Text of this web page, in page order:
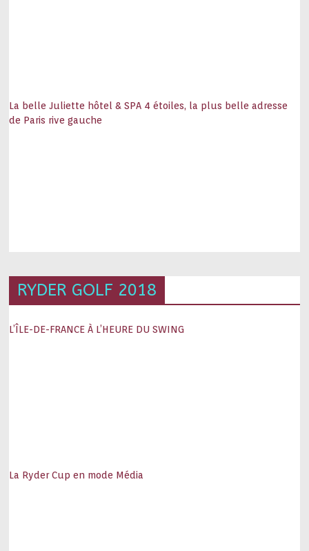
La belle Juliette hôtel & SPA 4 étoiles, la plus belle adresse
de Paris rive gauche
RYDER GOLF 2018
L’ÎLE-DE-FRANCE À L’HEURE DU SWING
La Ryder Cup en mode Média